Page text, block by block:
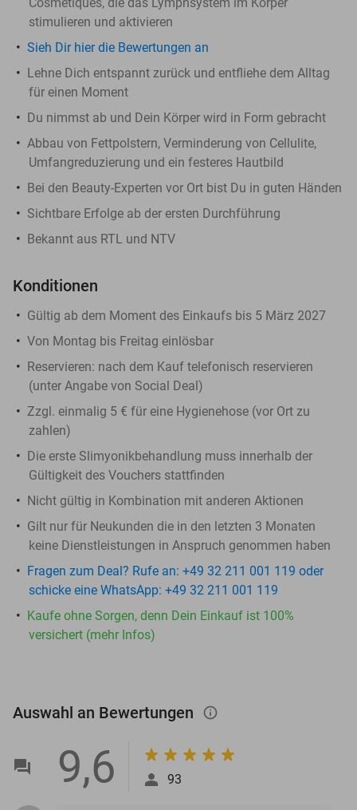
stimulieren und aktivieren
Sieh Dir hier die Bewertungen an
Lehne Dich entspannt zurück und entfliehe dem Alltag
für einen Moment
Du nimmst ab und Dein Körper wird in Form gebracht
Abbau von Fettpolstern, Verminderung von Cellulite,
Umfangreduzierung und ein festeres Hautbild
Bei den Beauty-Experten vor Ort bist Du in guten Händen
Sichtbare Erfolge ab der ersten Durchführung
Bekannt aus RTL und NTV
Konditionen
Gültig ab dem Moment des Einkaufs bis 5 März 2027
Von Montag bis Freitag einlösbar
Reservieren: nach dem Kauf telefonisch reservieren
(unter Angabe von Social Deal)
Zzgl. einmalig 5 € für eine Hygienehose (vor Ort zu
zahlen)
Die erste Slimyonikbehandlung muss innerhalb der
Gültigkeit des Vouchers stattfinden
Nicht gültig in Kombination mit anderen Aktionen
Gilt nur für Neukunden die in den letzten 3 Monaten
keine Dienstleistungen in Anspruch genommen haben
Fragen zum Deal? Rufe an: +49 32 211 001 119 oder
schicke eine WhatsApp: +49 32 211 001 119
Kaufe ohne Sorgen, denn Dein Einkauf ist 100%
versichert (mehr Infos)
Auswahl an Bewertungen info_outlined
9,6 93